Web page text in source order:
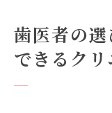
歯医者の
できるク